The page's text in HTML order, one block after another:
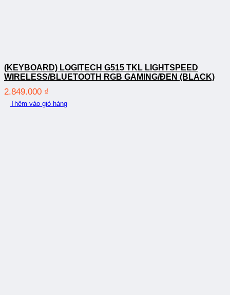
(KEYBOARD) LOGITECH G515 TKL LIGHTSPEED
WIRELESS/BLUETOOTH RGB GAMING/ĐEN (BLACK)
2.849.000 ₫
Thêm vào giỏ hàng